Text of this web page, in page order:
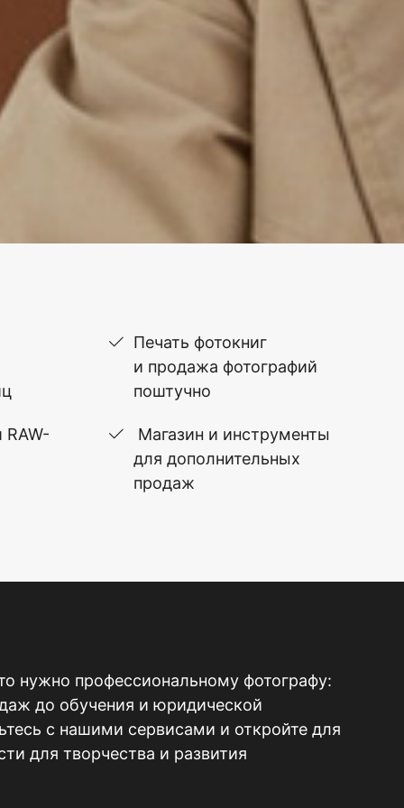
Печать фотокниг
и продажа фотографий
поштучно
Магазин и инструменты
для дополнительных
продаж
нужно профессиональному фотографу:
до обучения и юридической
с нашими сервисами и откройте для
для творчества и развития